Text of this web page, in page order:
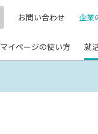
お問い合わせ 企業
マイページの使い方 就